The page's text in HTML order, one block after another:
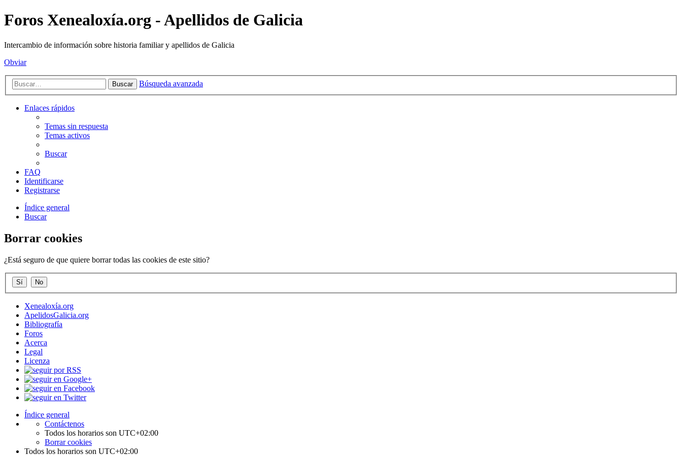
Foros Xenealoxía.org - Apellidos de Galicia
Intercambio de información sobre historia familiar y apellidos de Galicia
Obviar
Buscar Búsqueda avanzada
Enlaces rápidos
Temas sin respuesta
Temas activos
Buscar
FAQ
Identificarse
Registrarse
Índice general
Buscar
Borrar cookies
¿Está seguro de que quiere borrar todas las cookies de este sitio?
Xenealoxía.org
ApelidosGalicia.org
Bibliografía
Foros
Acerca
Legal
Licenza
Índice general
Contáctenos
Todos los horarios son UTC+02:00
Borrar cookies
Todos los horarios son UTC+02:00